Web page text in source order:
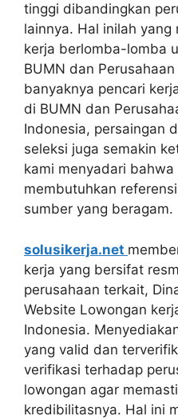
tinggi dibandingkan
lainnya. Hal inilah
kerja berlomba-lomba
BUMN dan
banyaknya pencari
di BUMN dan
Indonesia, persaingan
seleksi juga semakin
kami menyadari bahwa
membutuhkan
sumber yang beragam.
solusikerja.net
kerja yang bersifat
perusahaan terkait,
Website Lowongan
Indonesia.
yang valid dan
verifikasi terhadap
lowongan agar
kredibilitasnya. Hal ini